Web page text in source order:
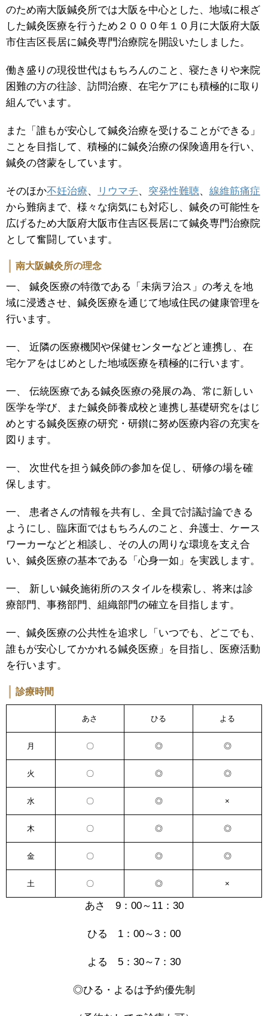
のため南大阪鍼灸所では大阪を中心とした、地域に根ざ
した鍼灸医療を行うため２０００年１０月に大阪府大阪
市住吉区長居に鍼灸専門治療院を開設いたしました。
働き盛りの現役世代はもちろんのこと、寝たきりや来院
困難の方の往診、訪問治療、在宅ケアにも積極的に取り
組んでいます。
また「誰もが安心して鍼灸治療を受けることができる」
ことを目指して、積極的に鍼灸治療の保険適用を行い、
鍼灸の啓蒙をしています。
そのほか不妊治療、 リウマチ、 突発性難聴、 線維筋痛症
から難病まで、様々な病気にも対応し、鍼灸の可能性を
広げるため大阪府大阪市住吉区長居にて鍼灸専門治療院
として奮闘しています。
南大阪鍼灸所の理念
一、 鍼灸医療の特徴である「未病ヲ治ス」の考えを地
域に浸透させ、鍼灸医療を通じて地域住民の健康管理を
行います。
一、 近隣の医療機関や保健センターなどと連携し、在
宅ケアをはじめとした地域医療を積極的に行います。
一、 伝統医療である鍼灸医療の発展の為、常に新しい
医学を学び、また鍼灸師養成校と連携し基礎研究をはじ
めとする鍼灸医療の研究・研鑚に努め医療内容の充実を
図ります。
一、 次世代を担う鍼灸師の参加を促し、研修の場を確
保します。
一、 患者さんの情報を共有し、全員で討議討論できる
ようにし、臨床面ではもちろんのこと、弁護士、ケース
ワーカーなどと相談し、その人の周りな環境を支え合
い、鍼灸医療の基本である「心身一如」を実践します。
一、 新しい鍼灸施術所のスタイルを模索し、将来は診
療部門、事務部門、組織部門の確立を目指します。
一、鍼灸医療の公共性を追求し「いつでも、どこでも、
誰もが安心してかかれる鍼灸医療」を目指し、医療活動
を行います。
診療時間
あさ ひる よる
月 〇 ◎ ◎
火 〇 ◎ ◎
水 〇 ◎ ×
木 〇 ◎ ◎
金 〇 ◎ ◎
土 〇 ◎ ×
あさ 9：00～11：30
ひる 1：00～3：00
よる 5：30～7：30
◎ひる・よるは予約優先制